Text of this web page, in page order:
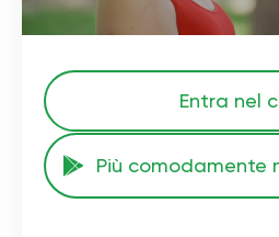
Entra nel
Più comodamente